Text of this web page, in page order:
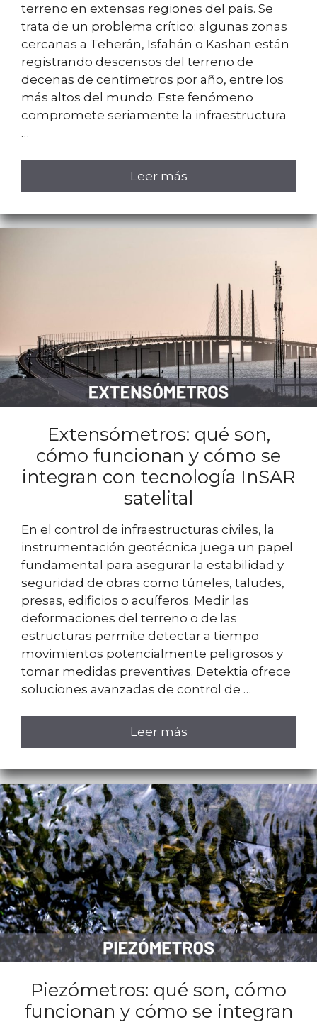
terreno en extensas regiones del país. Se
trata de un problema crítico: algunas zonas
cercanas a Teherán, Isfahán o Kashan están
registrando descensos del terreno de
decenas de centímetros por año, entre los
más altos del mundo. Este fenómeno
compromete seriamente la infraestructura
…
Leer más
Extensómetros: qué son,
cómo funcionan y cómo se
integran con tecnología InSAR
satelital
En el control de infraestructuras civiles, la
instrumentación geotécnica juega un papel
fundamental para asegurar la estabilidad y
seguridad de obras como túneles, taludes,
presas, edificios o acuíferos. Medir las
deformaciones del terreno o de las
estructuras permite detectar a tiempo
movimientos potencialmente peligrosos y
tomar medidas preventivas. Detektia ofrece
soluciones avanzadas de control de …
Leer más
Piezómetros: qué son, cómo
funcionan y cómo se integran